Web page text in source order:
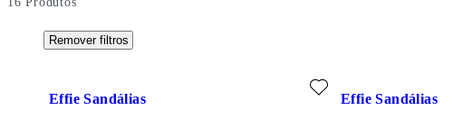
Remover filtros
Effie Sandálias
Adicionar favorito: EFFIE SANDÁLIAS (Castanho, Pele Trançada)
Effie Sandálias
Adicionar favorito: